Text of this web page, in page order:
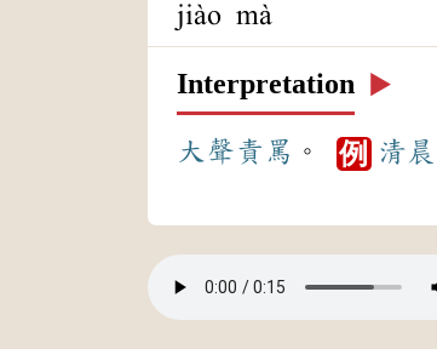
jiào mà
Interpretation ▶️
大聲責罵 。 例 清晨